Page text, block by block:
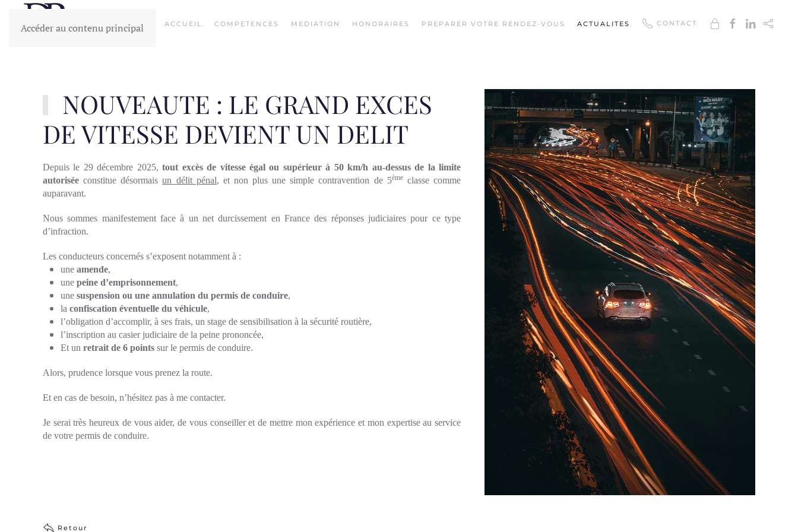
Accéder au contenu principal ACCUEIL COMPETENCES MEDIATION HONORAIRES PREPARER VOTRE RENDEZ-VOUS ACTUALITES CONTACT
NOUVEAUTE : LE GRAND EXCES
DE VITESSE DEVIENT UN DELIT
Depuis le 29 décembre 2025,tout excès de vitesseégal ou supérieur à 50 km/h au-dessus de la limite
autorisée constitue désormaisun délit pénal, et non plus une simple contravention de 5èmeclasse comme
auparavant.
Nous sommes manifestement face à un net durcissement en France des réponses judiciaires pour ce type
d’infraction.
Les conducteurs concernés s’exposent notamment à :
une amende,
une peine d’emprisonnement,
une suspension ou une annulation du permis de conduire,
la confiscation éventuelle du véhicule,
l’obligation d’accomplir, à ses frais, un stage de sensibilisation à la sécurité routière,
l’inscription au casier judiciaire de la peine prononcée,
Et un retrait de 6 points sur le permis de conduire.
Alors, prudence lorsque vous prenez la route.
Et en cas de besoin, n’hésitez pas à me contacter.
Je serai très heureux de vous aider, de vous conseiller et de mettre mon expérience et mon expertise au service
de votre permis de conduire.
Retour